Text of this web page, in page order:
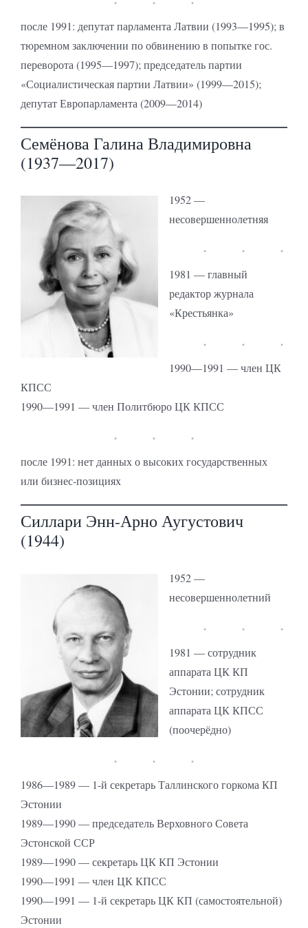
после 1991: депутат парламента Латвии (1993—1995); в
тюремном заключении по обвинению в попытке гос.
переворота (1995—1997); председатель партии
«Социалистическая партии Латвии» (1999—2015);
депутат Европарламента (2009—2014)
Семёнова Галина Владимировна
(1937—2017)
1952 —
несовершеннолетняя
1981 — главный
редактор журнала
«Крестьянка»
1990—1991 — член ЦК
КПСС
1990—1991 — член Политбюро ЦК КПСС
после 1991: нет данных о высоких государственных
или бизнес-позициях
Силлари Энн-Арно Аугустович
(1944)
1952 —
несовершеннолетний
1981 — сотрудник
аппарата ЦК КП
Эстонии; сотрудник
аппарата ЦК КПСС
(поочерёдно)
1986—1989 — 1-й секретарь Таллинского горкома КП
Эстонии
1989—1990 — председатель Верховного Совета
Эстонской ССР
1989—1990 — секретарь ЦК КП Эстонии
1990—1991 — член ЦК КПСС
1990—1991 — 1-й секретарь ЦК КП (самостоятельной)
Эстонии